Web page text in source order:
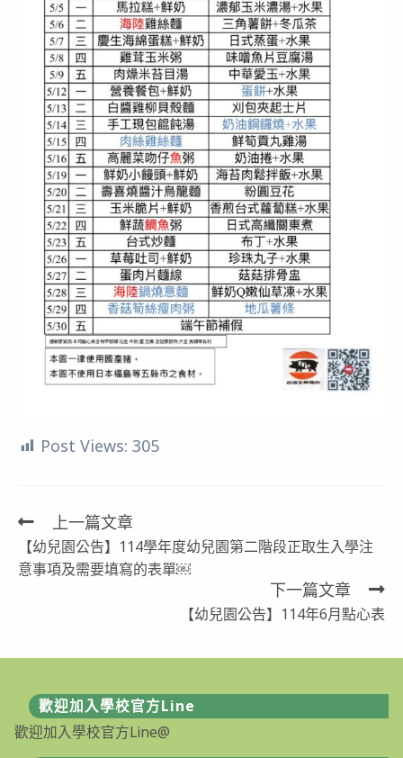
Post Views: 305
Read
more
上一篇文章
【幼兒園公告】114學年度幼兒園第二階段正取生入學注
意事項及需要填寫的表單￼
下一篇文章
【幼兒園公告】114年6月點心表
歡迎加入學校官方Line
歡迎加入學校官方Line@